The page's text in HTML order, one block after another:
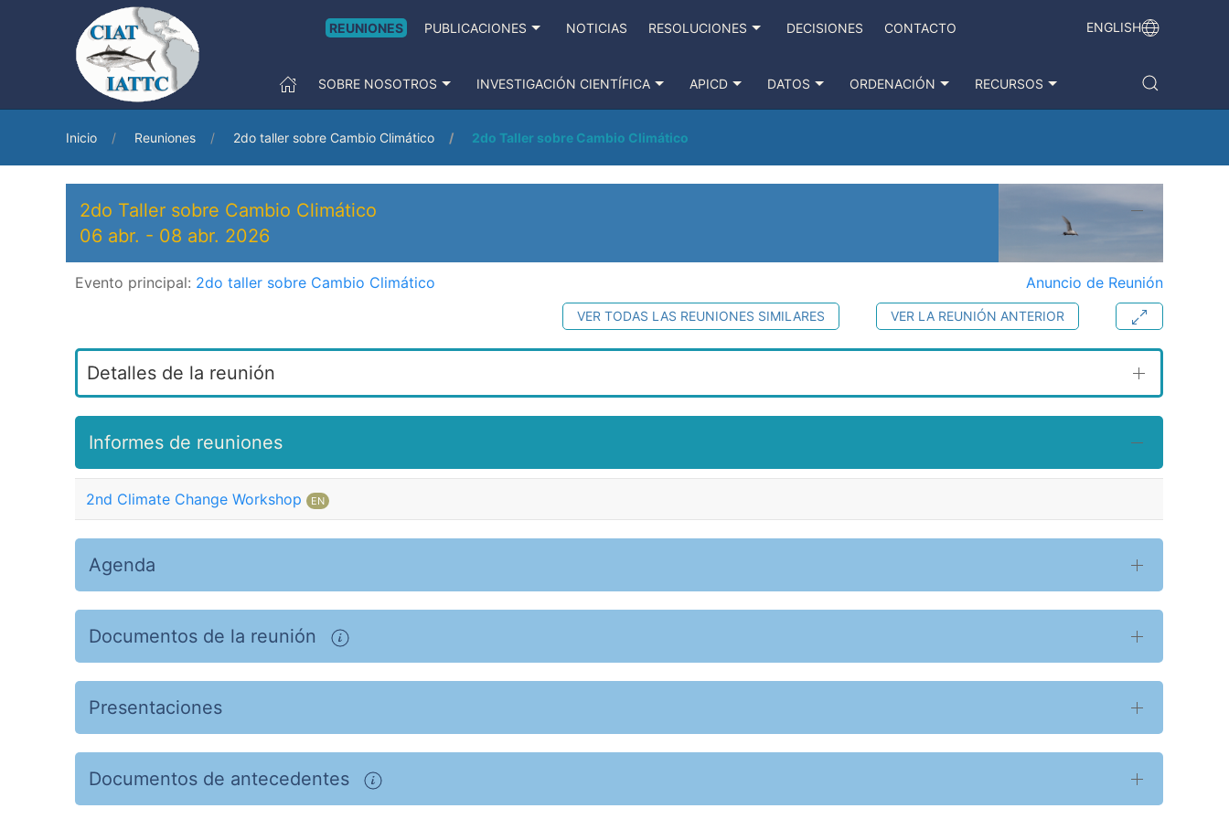
REUNIONES PUBLICACIONES NOTICIAS RESOLUCIONES DECISIONES CONTACTO ENGLISH
SOBRE NOSOTROS INVESTIGACIÓN CIENTÍFICA APICD DATOS ORDENACIÓN RECURSOS
Inicio Reuniones 2do taller sobre Cambio Climático 2do Taller sobre Cambio Climático
2do Taller sobre Cambio Climático
06 abr. - 08 abr. 2026
Evento principal: 2do taller sobre Cambio Climático Anuncio de Reunión
VER LA REUNIÓN ANTERIOR
VER TODAS LAS REUNIONES SIMILARES
Detalles de la reunión
Informes de reuniones
2nd Climate Change Workshop EN
Agenda
Documentos de la reunión
Presentaciones
Documentos de antecedentes